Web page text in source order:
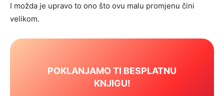
I možda je upravo to ono što ovu malu promjenu čini
velikom.
POKLANJAMO TI BESPLATNU
KNJIGU!